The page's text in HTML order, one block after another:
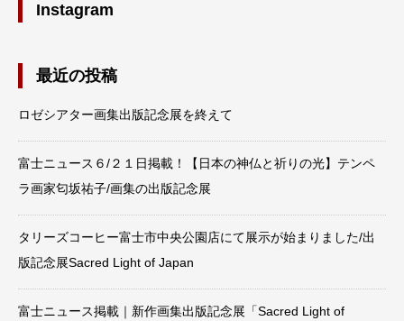
Instagram
最近の投稿
ロゼシアター画集出版記念展を終えて
富士ニュース６/２１日掲載！【日本の神仏と祈りの光】テンペ
ラ画家匂坂祐子/画集の出版記念展
タリーズコーヒー富士市中央公園店にて展示が始まりました/出
版記念展Sacred Light of Japan
富士ニュース掲載｜新作画集出版記念展「Sacred Light of